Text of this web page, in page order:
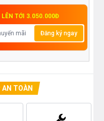
LÊN TỚI 3.050.000Đ
Đăng ký ngay
TOÀN